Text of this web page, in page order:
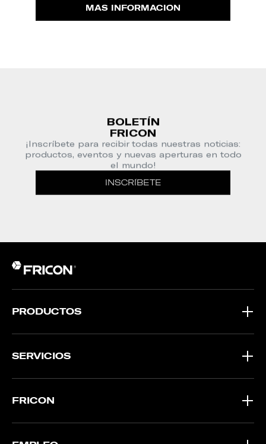
MÁS INFORMACIÓN
BOLETÍN
FRICON
¡Inscríbete para recibir todas nuestras noticias:
productos, eventos y nuevas aperturas en todo
el mundo!
INSCRÍBETE
PRODUCTOS
SERVICIOS
FRICON